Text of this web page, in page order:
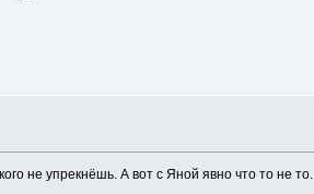
не упрекнёшь. А вот с Яной явно что то не то.